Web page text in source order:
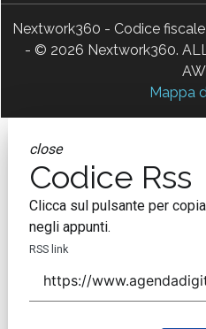
Nextwork360 - Codice
- © 2026 Nextwork360.
Mappa
close
Codice Rss
Clicca sul pulsante per
negli appunti.
RSS link